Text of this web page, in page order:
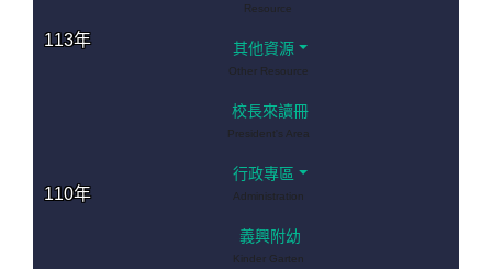
113年
110年
Resource
其他資源
Other Resource
校長來讀冊
President's Area
行政專區
Administration
義興附幼
Kinder Garten